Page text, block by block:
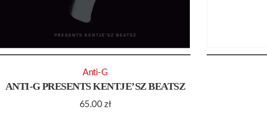
ANTI-G PRESENTS KENTJE’SZ BEATSZ
65.00zł
Anti-G